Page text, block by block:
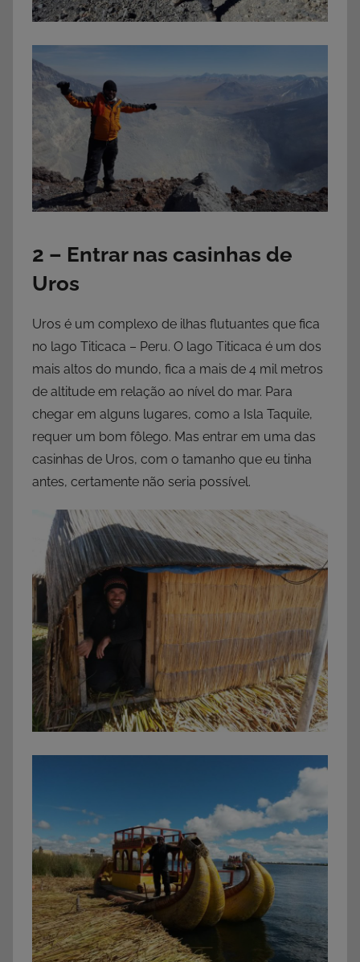
2 – Entrar nas casinhas de
Uros
Uros é um complexo de ilhas flutuantes que fica
no lago Titicaca – Peru. O lago Titicaca é um dos
mais altos do mundo, fica a mais de 4 mil metros
de altitude em relação ao nível do mar. Para
chegar em alguns lugares, como a Isla Taquile,
requer um bom fôlego. Mas entrar em uma das
casinhas de Uros, com o tamanho que eu tinha
antes, certamente não seria possível.